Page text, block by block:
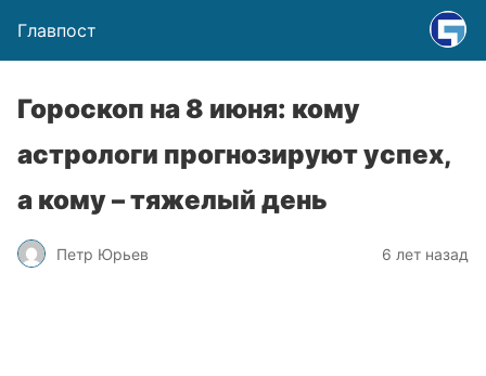
Главпост
Гороскоп на 8 июня: кому
астрологи прогнозируют успех,
а кому – тяжелый день
Петр Юрьев 6 лет назад